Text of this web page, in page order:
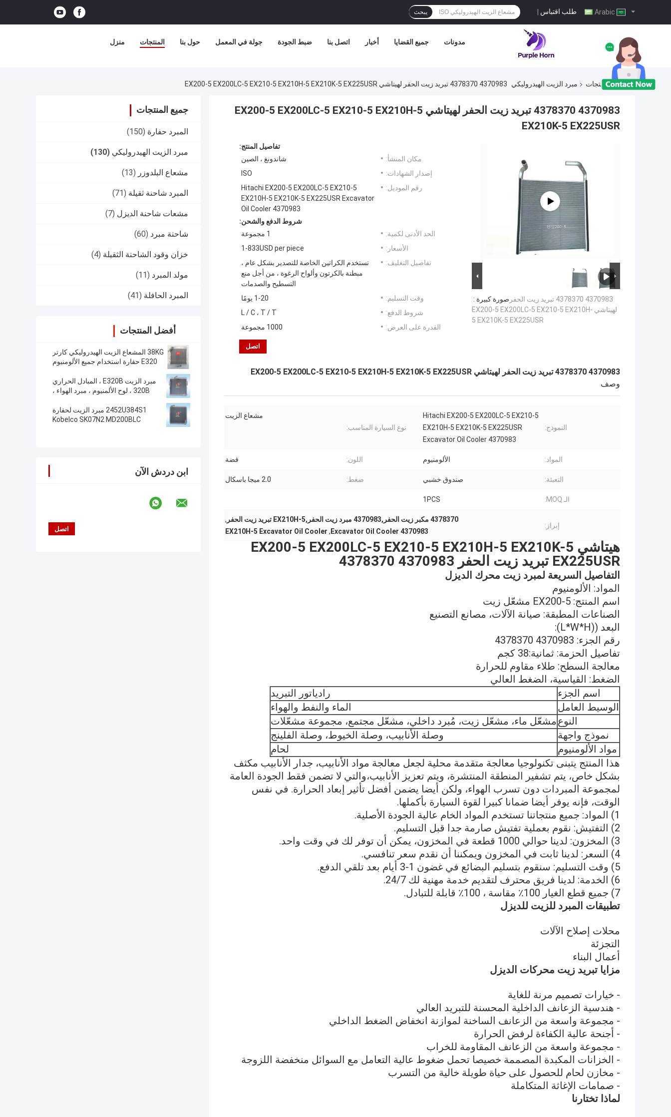
طلب اقتباس | يبحث
منزل المنتجات حول بنا جولة في المعمل ضبط الجودة اتصل بنا أخبار جميع القضايا مدونات
منزل المنتجات مبرد الزيت الهيدروليكي 4370983 4378370 تبريد زيت الحفر لهيتاشي EX200-5 EX200LC-5 EX210-5 EX210H-5 EX210K-5 EX225USR
جميع المنتجات
المبرد حفارة (150)
مبرد الزيت الهيدروليكي (130)
مشعاع البلدوزر (13)
المبرد شاحنة ثقيلة (71)
مشعات شاحنة الديزل (7)
شاحنة مبرد (60)
خزان وقود الشاحنة الثقيلة (4)
مولد المبرد (11)
المبرد الحافلة (41)
أفضل المنتجات
38KG المشعاع الزيت الهيدروليكي كارتر
E320 حفارة استخدام جميع الألومنيوم
مبرد الزيت E320B ، المبادل الحراري
320B ، لوح الألمنيوم ، مبرد الهواء ،
2970،118-9954
2452U384S1 مبرد الزيت لحفارة
Kobelco SK07N2 MD200BLC
ابن دردش الآن
4370983 4378370 تبريد زيت الحفر لهيتاشي EX200-5 EX200LC-5 EX210-5 EX210H-5
EX210K-5 EX225USR
صورة كبيرة : 4370983 4378370 تبريد زيت الحفر
لهيتاشي EX200-5 EX200LC-5 EX210-5 EX210H-
5 EX210K-5 EX225USR
تفاصيل المنتج:
مكان المنشأ:
شاندونغ ، الصين
إصدار الشهادات:
ISO
رقم الموديل:
Hitachi EX200-5 EX200LC-5 EX210-5
EX210H-5 EX210K-5 EX225USR Excavator
Oil Cooler 4370983
شروط الدفع والشحن:
الحد الأدنى لكمية:
1 مجموعة
الأسعار:
1-833USD per piece
تفاصيل التغليف:
تستخدم الكراتين الخاصة للتصدير بشكل عام ،
مبطنة بالكرتون وألواح الرغوة ، من أجل منع
التسطيح والصدمات
وقت التسليم:
1-20 يومًا
شروط الدفع:
L / C ، T / T
القدرة على العرض:
1000 مجموعة
اتصل
4370983 4378370 تبريد زيت الحفر لهيتاشي EX200-5 EX200LC-5 EX210-5 EX210H-5 EX210K-5 EX225USR
وصف
النموذج:
Hitachi EX200-5 EX200LC-5 EX210-5
EX210H-5 EX210K-5 EX225USR
Excavator Oil Cooler 4370983
نوع السيارة المناسب:
مشعاع الزيت
المواد: الألومنيوم اللون: فضة
التعبئة: صندوق خشبي ضغط: 2.0 ميجا باسكال
الـ MOQ: 1PCS
إبراز:
4378370 مكبر زيت الحفر,4370983 مبرد زيت الحفر,EX210H-5 تبريد زيت الحفر
,
4370983 Excavator Oil Cooler
,
EX210H-5 Excavator Oil Cooler
هيتاشي EX200-5 EX200LC-5 EX210-5 EX210H-5 EX210K-5
EX225USR تبريد زيت الحفر 4370983 4378370
التفاصيل السريعة لمبرد زيت محرك الديزل
المواد: الألومنيوم
اسم المنتج: EX200-5 مشعّل زيت
الصناعات المطبقة: صيانة الآلات، مصانع التصنيع
البعد ((L*W*H):
رقم الجزء: 4370983 4378370
تفاصيل الحزمة: ثمانية:38 كجم
معالجة السطح: طلاء مقاوم للحرارة
الضغط: القياسية، الضغط العالي
اسم الجزء
رادياتور التبريد
الوسيط العامل
الماء والنفط والهواء
النوع مشعّل ماء، مشعّل زيت، مُبرد داخلي، مشعّل مجتمع، مجموعة مشعّلات
نموذج واجهة
وصلة الأنابيب، وصلة الخيوط، وصلة الفلينج
مواد الألومنيوم
لحام
هذا المنتج يتبنى تكنولوجيا معالجة متقدمة محلية لجعل معالجة مواد الأنابيب، جدار الأنابيب مكثف
بشكل خاص، يتم تشفير المنطقة المنتشرة، ويتم تعزيز الأنابيب،والتي لا تضمن فقط الجودة العامة
لمجموعة المبردات دون تسرب الهواء، ولكن أيضا يضمن أفضل تأثير إبعاد الحرارة. في نفس
الوقت، فإنه يوفر أيضا ضمانا كبيرا لقوة السيارة بأكملها.
1) المواد: جميع منتجاتنا تستخدم المواد الخام عالية الجودة الأصلية.
2) التفتيش: نقوم بعملية تفتيش صارمة جدا قبل التسليم.
3) المخزون: لدينا حوالي 1000 قطعة في المخزون، يمكن أن توفر لك في وقت واحد.
4) السعر: لدينا ثابت في المخزون ويمكننا أن نقدم سعر تنافسي.
5) وقت التسليم: سنقوم بتسليم البضائع في غضون 1-3 أيام بعد تلقي الدفع.
6) الخدمة: لدينا فريق محترف لتقديم خدمة مهنية لك 24/7.
7) جميع قطع الغيار 100٪ مقاسة ، 100٪ قابلة للتبادل.
تطبيقات المبرد للزيت للديزل
محلات إصلاح الآلات
التجزئة
أعمال البناء
مزايا تبريد زيت محركات الديزل
- خيارات تصميم مرنة للغاية
- هندسية الزعانف الداخلية المحسنة للتبريد العالي
- مجموعة واسعة من الزعانف الساخنة لموازنة انخفاض الضغط الداخلي
- أجنحة عالية الكفاءة لرفض الحرارة
- مجموعة واسعة من الزعانف المقاومة للخراب
- الخزانات المكبدة المصممة خصيصا تحمل ضغوط عالية التعامل مع السوائل منخفضة اللزوجة
- مخازن لحام للحصول على حياة طويلة خالية من التسرب
- صمامات الإغاثة المتكاملة
لماذا تختارنا